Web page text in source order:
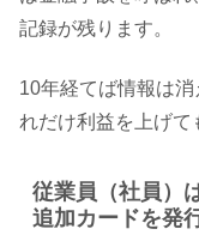
記録が残ります。
10年経てば情報は
れだけ利益を上げて
従業員（社員）
追加カードを発